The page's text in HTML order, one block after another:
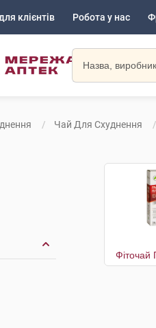
клієнтів Робота у нас
Чай Для Схуднення
Фіточай